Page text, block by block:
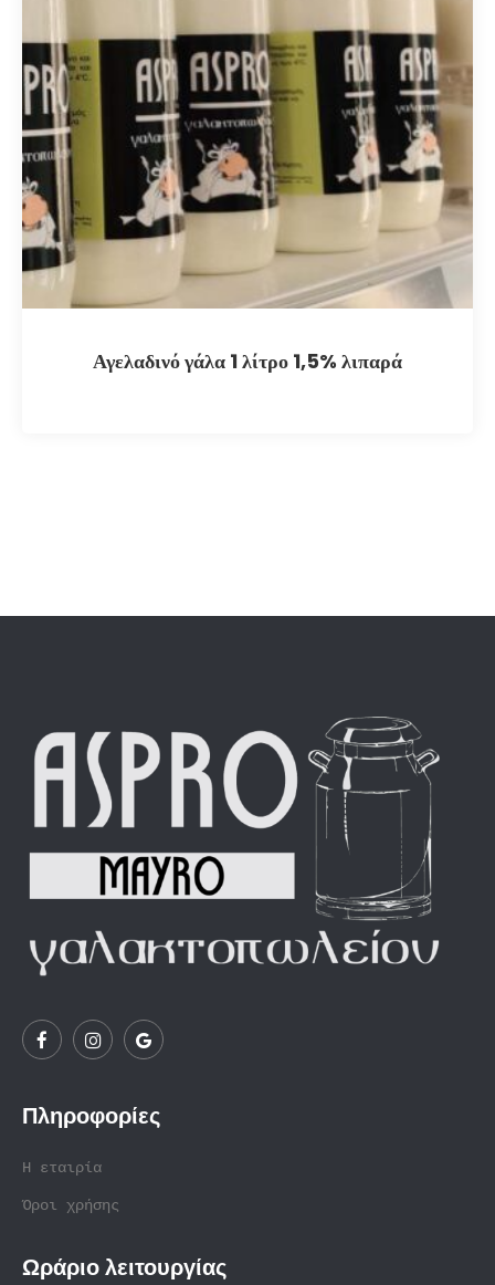
Αγελαδινό γάλα 1 λίτρο 1,5% λιπαρά
Πληροφορίες
Η εταιρία
Όροι χρήσης
Ωράριο λειτουργίας